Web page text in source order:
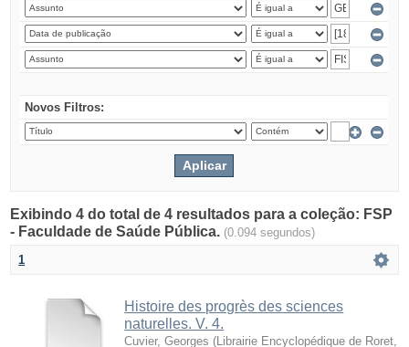
Novos Filtros:
Exibindo 4 do total de 4 resultados para a coleção: FSP
- Faculdade de Saúde Pública. (0.094 segundos)
1
Histoire des progrès des sciences
naturelles. V. 4.
Cuvier, Georges ( Librairie Encyclopédique de Roret